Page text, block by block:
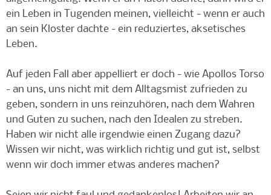
ein Leben in Tugenden meinen, vielleicht - wenn er auch
an sein Kloster dachte - ein reduziertes, aksetisches
Leben.
Auf jeden Fall aber appelliert er doch - wie Apollos Torso
- an uns, uns nicht mit dem Alltagsmist zufrieden zu
geben, sondern in uns reinzuhören, nach dem Wahren
und Guten zu suchen, nach den Idealen zu streben.
Haben wir nicht alle irgendwie einen Zugang dazu?
Wissen wir nicht, was wirklich richtig und gut ist, selbst
wenn wir doch immer etwas anderes machen?